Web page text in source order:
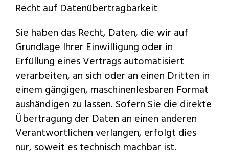
Recht auf Datenübertragbarkeit
Sie haben das Recht, Daten, die wir auf
Grundlage Ihrer Einwilligung oder in
Erfüllung eines Vertrags automatisiert
verarbeiten, an sich oder an einen Dritten in
einem gängigen, maschinenlesbaren Format
aushändigen zu lassen. Sofern Sie die direkte
Übertragung der Daten an einen anderen
Verantwortlichen verlangen, erfolgt dies
nur, soweit es technisch machbar ist.